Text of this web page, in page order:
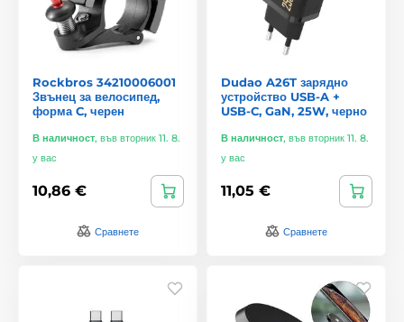
Rockbros 34210006001
Звънец за велосипед,
форма C, черен
В наличност, във вторник 11. 8.
у вас
10,86 €
Сравнете
Dudao A26T зарядно
устройство USB-A +
USB-C, GaN, 25W, черно
В наличност, във вторник 11. 8.
у вас
11,05 €
Сравнете